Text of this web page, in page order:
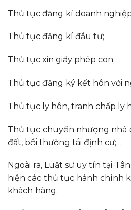
Thủ tục đăng kí doanh
Thủ tục đăng kí đầu tư;
Thủ tục xin giấy phép con;
Thủ tục đăng ký kết hôn với
Thủ tục ly hôn, tranh chấp ly
Thủ tục chuyển nhượng nhà
đất, bồi thường tái định cư;…
Ngoài ra, Luật sư uy tín tại
hiện các thủ tục hành chính
khách hàng.